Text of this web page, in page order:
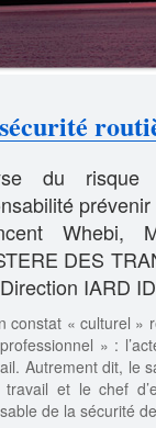
du risque
Whebi,
DES
IARD
constat « culturel »
» :
Autrement dit, le
et le chef
de la sécurité